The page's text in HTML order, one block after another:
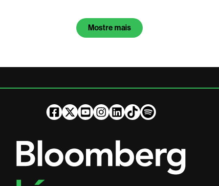
Mostre mais